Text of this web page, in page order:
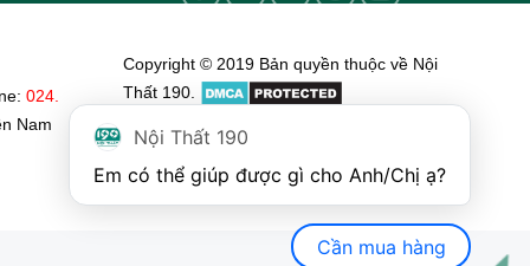
024.
Nam
Copyright © 2019 Bản quyền thuộc về Nội
Thất 190.
Nội Thất 190
Cần mua hàng